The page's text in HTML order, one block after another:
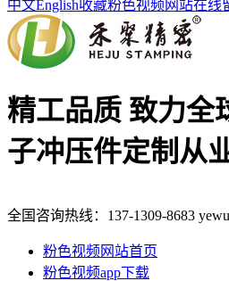
中文English收藏粉色视频网站在线
精工品质 致力全
子冲压件定制从
全国咨询热线： 137-1309-8683
粉色视频网站首页
粉色视频app下载